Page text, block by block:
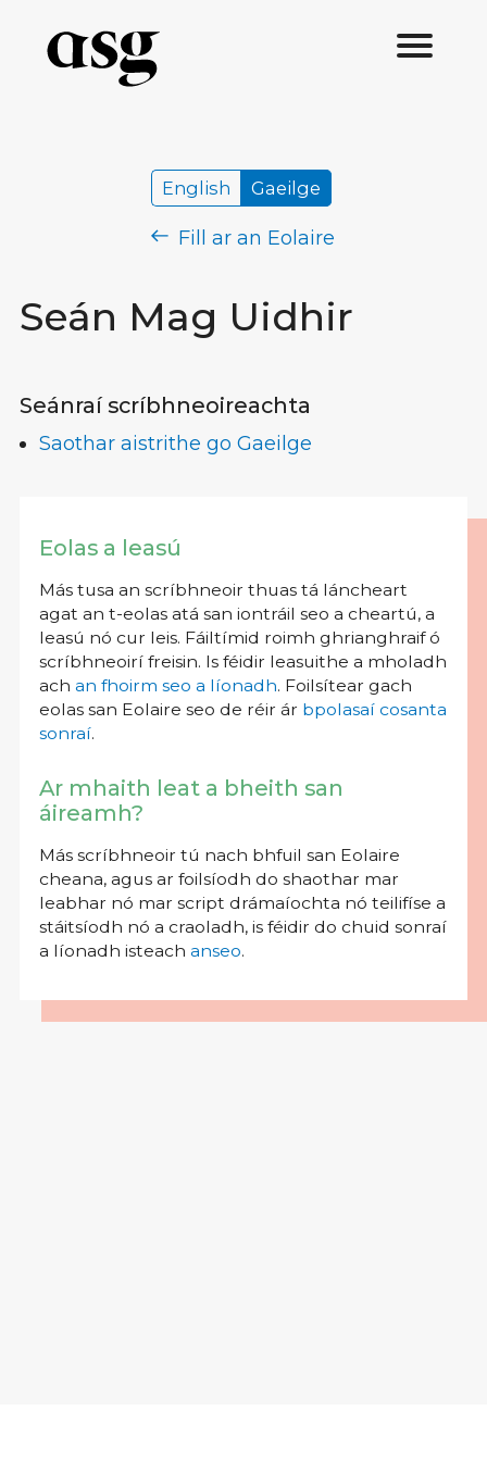
Seán Mag Uidhir
English Gaeilge
Fill ar an Eolaire
Seánraí scríbhneoireachta
Saothar aistrithe go Gaeilge
Eolas a leasú
Más tusa an scríbhneoir thuas tá láncheart
agat an t-eolas atá san iontráil seo a cheartú, a
leasú nó cur leis. Fáiltímid roimh ghrianghraif ó
scríbhneoirí freisin. Is féidir leasuithe a mholadh
ach an fhoirm seo a líonadh. Foilsítear gach
eolas san Eolaire seo de réir ár bpolasaí cosanta
sonraí.
Ar mhaith leat a bheith san
áireamh?
Más scríbhneoir tú nach bhfuil san Eolaire
cheana, agus ar foilsíodh do shaothar mar
leabhar nó mar script drámaíochta nó teilifíse a
stáitsíodh nó a craoladh, is féidir do chuid sonraí
a líonadh isteach anseo.